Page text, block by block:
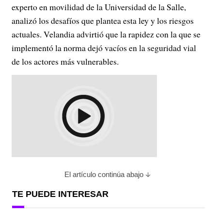
experto en movilidad de la Universidad de la Salle,
analizó los desafíos que plantea esta ley y los riesgos
actuales. Velandia advirtió que la rapidez con la que se
implementó la norma dejó vacíos en la seguridad vial
de los actores más vulnerables.
El artículo continúa abajo
TE PUEDE INTERESAR